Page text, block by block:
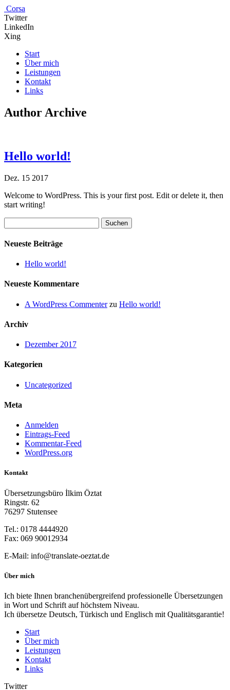
Corsa
Twitter
LinkedIn
Xing
Start
Über mich
Leistungen
Kontakt
Links
Author Archive
Hello world!
Dez. 15 2017
Wel­co­me to Word­Press. This is your first post. Edit or dele­te it, then
start writing!
nach:
Neueste Beiträge
Hello world!
Neueste Kommentare
A WordPress Commenterzu Hello world!
Archiv
Dezember 2017
Kategorien
Uncategorized
Meta
Anmelden
Eintrags-Feed
Kommentar-Feed
WordPress.org
Kontakt
Über­set­zungs­bü­ro İlk­im Öztat
Ring­str. 62
76297 Stutensee
Tel.: 0178 4444920
Fax: 069 90012934
E‑Mail: info@translate-oeztat.de
Über mich
Ich bie­te Ihnen bran­chen­über­grei­fend pro­fes­sio­nel­le Über­set­zun­gen
in Wort und Schrift auf höchs­tem Niveau.
Ich über­set­ze Deutsch, Tür­kisch und Eng­lisch mit Qualitätsgarantie!
Start
Über mich
Leistungen
Kontakt
Links
Twitter